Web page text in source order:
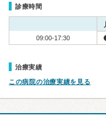
診療時間
09:00-17:30
治療実績
この病院の治療実績を見る